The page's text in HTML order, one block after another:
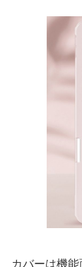
カバーは機能